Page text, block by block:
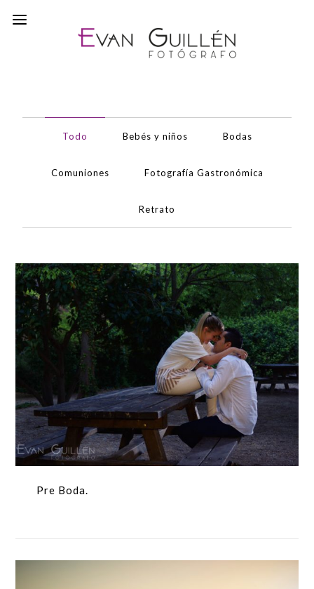
Todo Bebés y niños Bodas
Comuniones Fotografía Gastronómica
Retrato
Pre Boda.